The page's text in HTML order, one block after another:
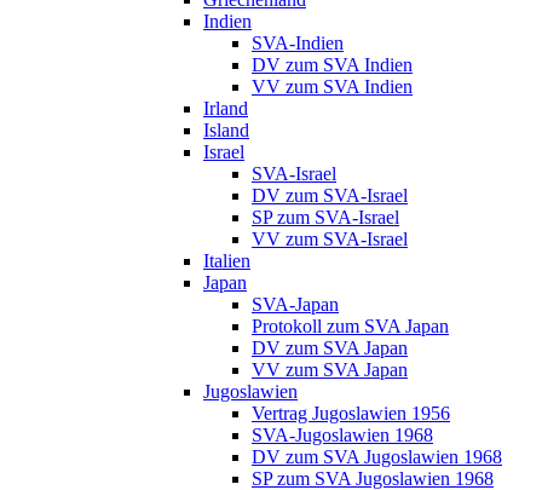
Indien
SVA-Indien
DV zum SVA Indien
VV zum SVA Indien
Irland
Island
Israel
SVA-Israel
DV zum SVA-Israel
SP zum SVA-Israel
VV zum SVA-Israel
Italien
Japan
SVA-Japan
Protokoll zum SVA Japan
DV zum SVA Japan
VV zum SVA Japan
Jugoslawien
Vertrag Jugoslawien 1956
SVA-Jugoslawien 1968
DV zum SVA Jugoslawien 1968
SP zum SVA Jugoslawien 1968